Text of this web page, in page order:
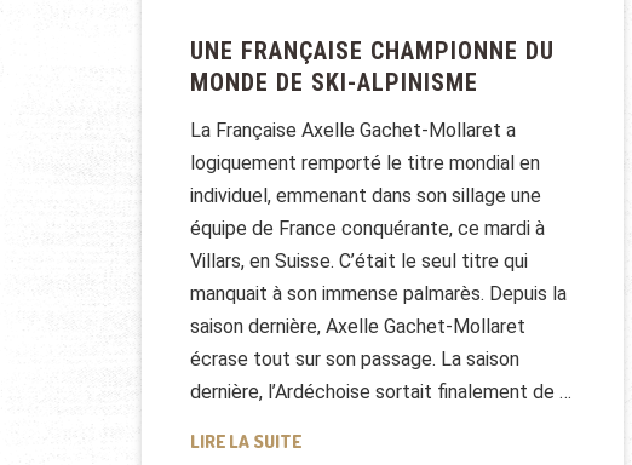
UNE FRANÇAISE CHAMPIONNE DU
MONDE DE SKI-ALPINISME
La Française Axelle Gachet-Mollaret a
logiquement remporté le titre mondial en
individuel, emmenant dans son sillage une
équipe de France conquérante, ce mardi à
Villars, en Suisse. C’était le seul titre qui
manquait à son immense palmarès. Depuis la
saison dernière, Axelle Gachet-Mollaret
écrase tout sur son passage. La saison
dernière, l’Ardéchoise sortait finalement de …
LIRE LA SUITEUNE FRANÇAISE CHAMPIONNE DU MONDE